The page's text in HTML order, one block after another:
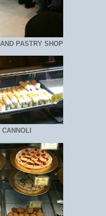
PASTRY SHOP